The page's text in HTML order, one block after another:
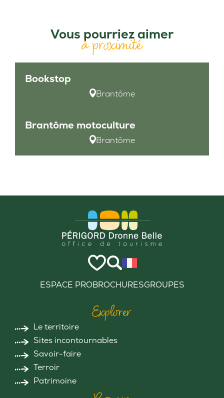
Vous pourriez aimer
à proximité
Bookstop
Brantôme
Brantôme motoculture
Brantôme
ESPACE PROBROCHURESGROUPES
Explorer
Le territoire
Sites incontournables
Savoir-faire
Terroir
Patrimoine